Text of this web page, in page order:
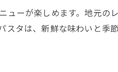
ン
ン
ーが楽しめます。地元の
タは、新鮮な味わいと季